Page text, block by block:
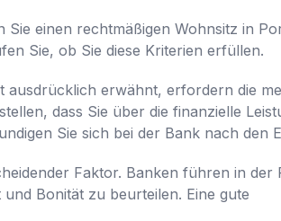
Sie einen rechtmäßigen Wohnsitz in
Sie, ob Sie diese Kriterien erfüllen.
ausdrücklich erwähnt, erfordern die
dass Sie über die finanzielle
Sie sich bei der Bank nach den
Faktor. Banken führen in
Bonität zu beurteilen. Eine gute